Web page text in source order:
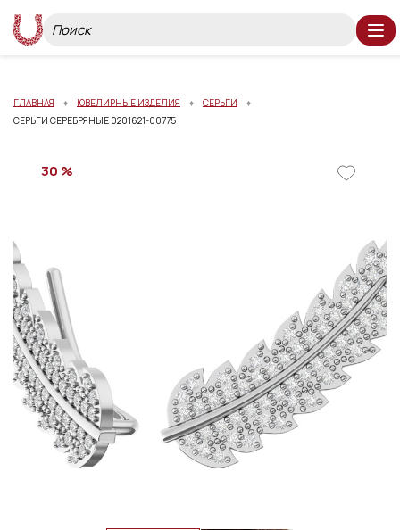
ГЛАВНАЯ ЮВЕЛИРНЫЕ ИЗДЕЛИЯ
СЕРЬГИ
СЕРЬГИ СЕРЕБРЯНЫЕ 0201621-00775
30 %